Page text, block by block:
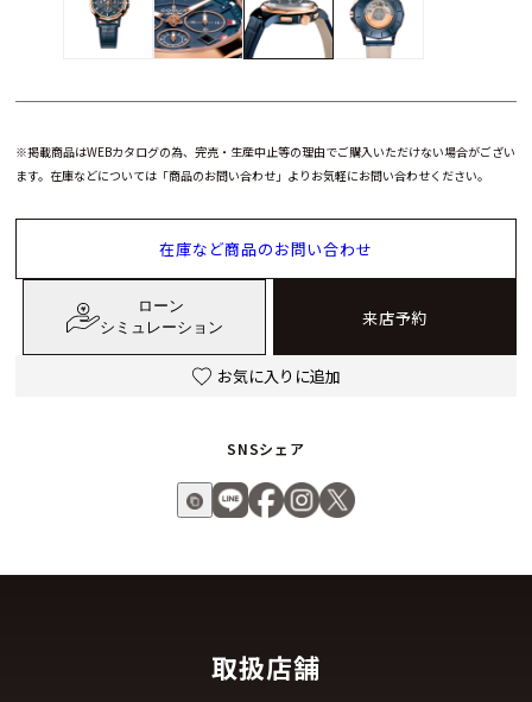
※掲載商品はWEBカタログの為、完売・生産中止等の理由でご購入いただけない場合がござい
ます。在庫などについては「商品のお問い合わせ」よりお気軽にお問い合わせください。
在庫など商品のお問い合わせ
ローン
シミュレーション
来店予約
お気に入りに追加
SNSシェア
取扱店舗